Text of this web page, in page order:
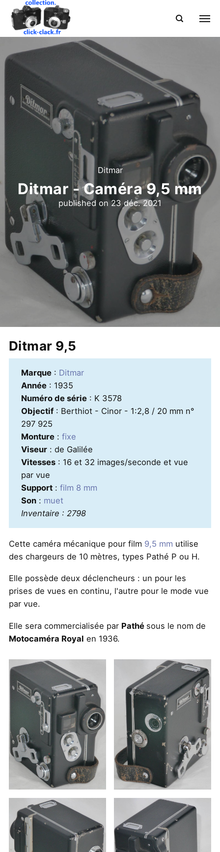
Ditmar
Ditmar - Caméra 9,5 mm
published on23 déc. 2021
Ditmar 9,5
Marque: Ditmar
Année: 1935
Numéro de série: K 3578
Objectif: Berthiot - Cinor - 1:2,8 / 20 mm n°
297 925
Monture: fixe
Viseur: de Galilée
Vitesses: 16 et 32 images/seconde et vue
par vue
Support: film 8 mm
Son: muet
Inventaire : 2798
Cette caméra mécanique pour film 9,5 mm utilise
des chargeurs de 10 mètres, types Pathé P ou H.
Elle possède deux déclencheurs : un pour les
prises de vues en continu, l'autre pour le mode vue
par vue.
Elle sera commercialisée par Pathé sous le nom de
Motocaméra Royal en 1936.